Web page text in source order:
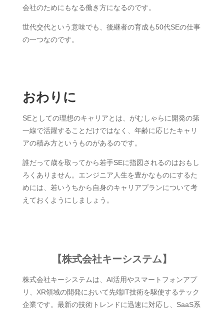
会社のためにもなる働き方になるのです。
世代交代という意味でも、後継者の育成も50代SEの仕事
の一つなのです。
おわりに
SEとしての理想のキャリアとは、がむしゃらに開発の第
一線で活躍することだけではなく、年齢に応じたキャリ
アの積み方というものがあるのです。
誰だって歳を取ってから若手SEに指図されるのはおもし
ろくありません。エンジニア人生を豊かなものにするた
めには、若いうちから自身のキャリアプランについて考
えておくようにしましょう。
【株式会社キーシステム】
株式会社キーシステムは、AI活用やスマートフォンアプ
リ、XR領域の開発において先端IT技術を駆使するテック
企業です。最新の技術トレンドに迅速に対応し、SaaS系